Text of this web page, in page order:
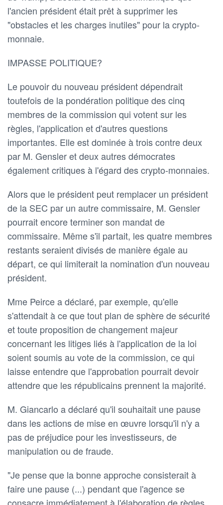
l'ancien président était prêt à supprimer les
"obstacles et les charges inutiles" pour la crypto-
monnaie.
IMPASSE POLITIQUE?
Le pouvoir du nouveau président dépendrait
toutefois de la pondération politique des cinq
membres de la commission qui votent sur les
règles, l'application et d'autres questions
importantes. Elle est dominée à trois contre deux
par M. Gensler et deux autres démocrates
également critiques à l'égard des crypto-monnaies.
Alors que le président peut remplacer un président
de la SEC par un autre commissaire, M. Gensler
pourrait encore terminer son mandat de
commissaire. Même s'il partait, les quatre membres
restants seraient divisés de manière égale au
départ, ce qui limiterait la nomination d'un nouveau
président.
Mme Peirce a déclaré, par exemple, qu'elle
s'attendait à ce que tout plan de sphère de sécurité
et toute proposition de changement majeur
concernant les litiges liés à l'application de la loi
soient soumis au vote de la commission, ce qui
laisse entendre que l'approbation pourrait devoir
attendre que les républicains prennent la majorité.
M. Giancarlo a déclaré qu'il souhaitait une pause
dans les actions de mise en œuvre lorsqu'il n'y a
pas de préjudice pour les investisseurs, de
manipulation ou de fraude.
"Je pense que la bonne approche consisterait à
faire une pause (...) pendant que l'agence se
consacre immédiatement à l'élaboration de règles